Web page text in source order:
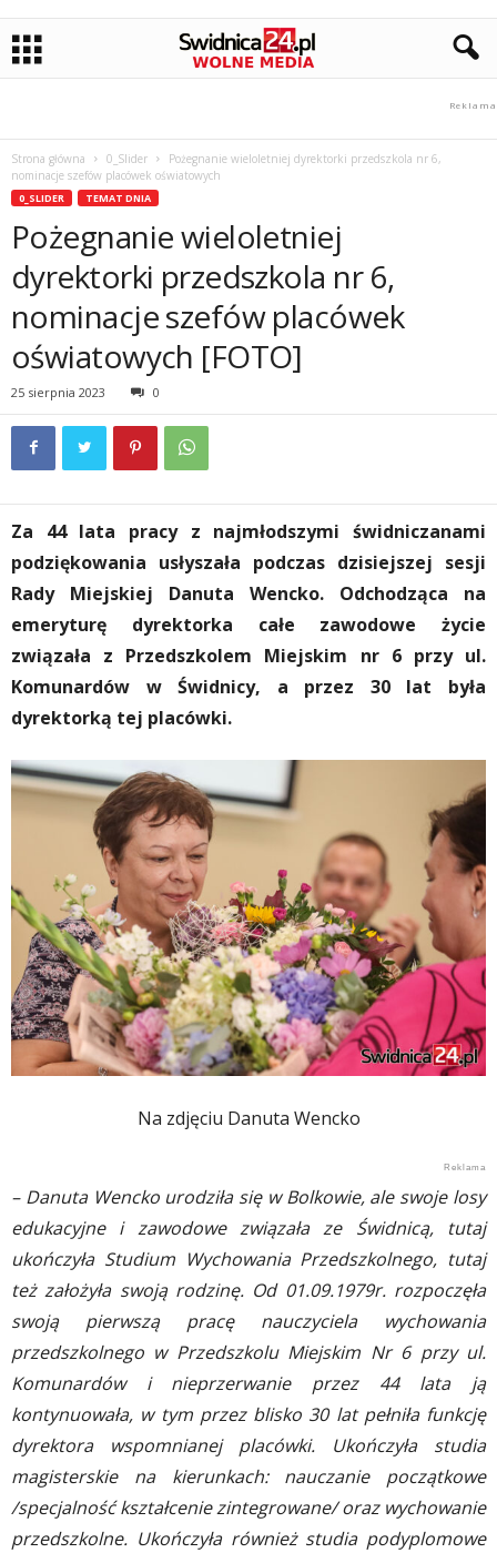
Strona główna 0_Slider
Pożegnanie wieloletniej dyrektorki przedszkola nr 6,
nominacje szefów placówek oświatowych
0_SLIDER TEMAT DNIA
Pożegnanie wieloletniej
dyrektorki przedszkola nr 6,
nominacje szefów placówek
oświatowych [FOTO]
25 sierpnia 2023 0
Za 44 lata pracy z najmłodszymi świdniczanami
podziękowania usłyszała podczas dzisiejszej sesji
Rady Miejskiej Danuta Wencko. Odchodząca na
emeryturę dyrektorka całe zawodowe życie
związała z Przedszkolem Miejskim nr 6 przy ul.
Komunardów w Świdnicy, a przez 30 lat była
dyrektorką tej placówki.
Na zdjęciu Danuta Wencko
– Danuta Wencko urodziła się w Bolkowie, ale swoje losy
edukacyjne i zawodowe związała ze Świdnicą, tutaj
ukończyła Studium Wychowania Przedszkolnego, tutaj
też założyła swoją rodzinę. Od 01.09.1979r. rozpoczęła
swoją pierwszą pracę nauczyciela wychowania
przedszkolnego w Przedszkolu Miejskim Nr 6 przy ul.
Komunardów i nieprzerwanie przez 44 lata ją
kontynuowała, w tym przez blisko 30 lat pełniła funkcję
dyrektora wspomnianej placówki. Ukończyła studia
magisterskie na kierunkach: nauczanie początkowe
/specjalność kształcenie zintegrowane/ oraz wychowanie
przedszkolne. Ukończyła również studia podyplomowe